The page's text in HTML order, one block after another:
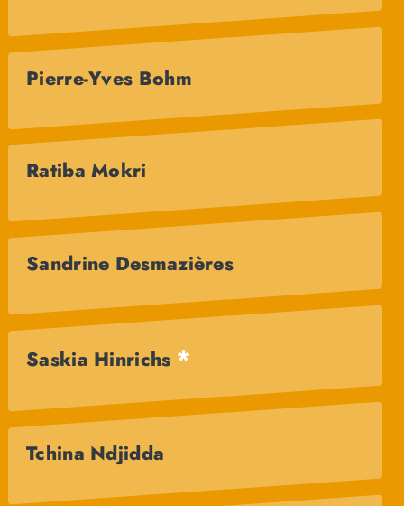
Pierre-Yves Bohm
Ratiba Mokri
Sandrine Desmazières
Saskia Hinrichs *
Tchina Ndjidda